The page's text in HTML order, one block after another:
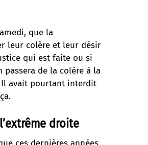
que la
leur colère et leur désir
qui est faite ou si
de la colère à la
Il avait pourtant interdit
droite